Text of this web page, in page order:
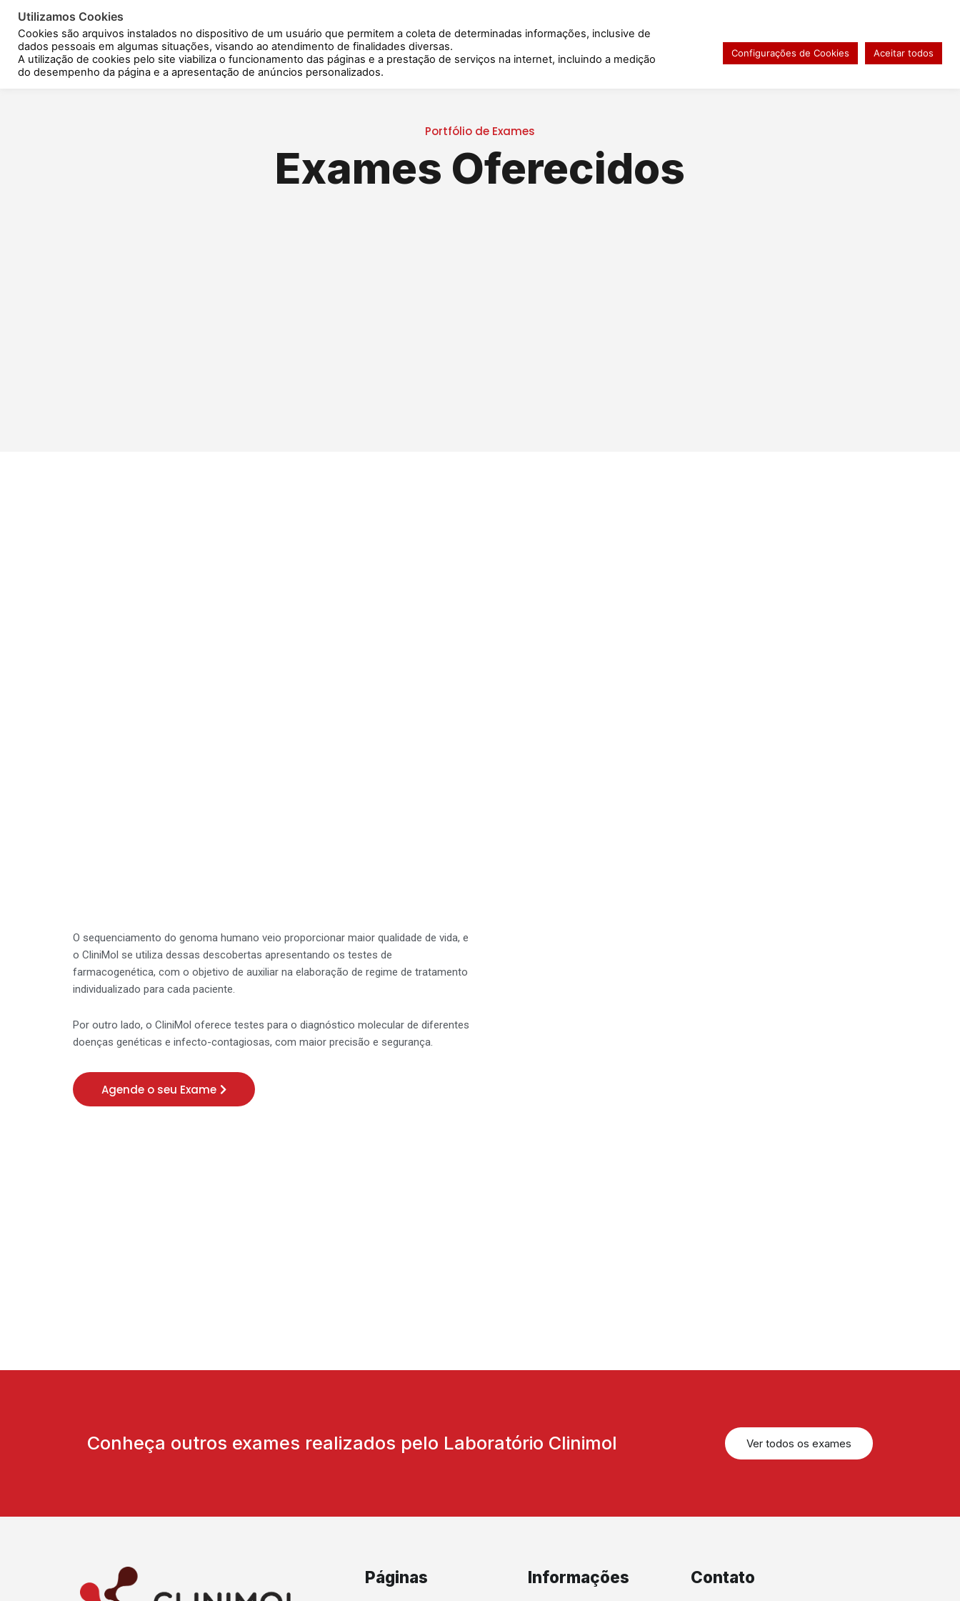
para
conteúdo
Home Exames Quem Somos Blog Contato
Portfólio de Exames
Exames Oferecidos
O sequenciamento do genoma humano veio proporcionar maior qualidade de vida, e
o CliniMol se utiliza dessas descobertas apresentando os testes de
farmacogenética, com o objetivo de auxiliar na elaboração de regime de tratamento
individualizado para cada paciente.
Por outro lado, o CliniMol oferece testes para o diagnóstico molecular de diferentes
doenças genéticas e infecto-contagiosas, com maior precisão e segurança.
Agende o seu Exame
Conheça outros exames realizados pelo Laboratório Clinimol Ver todos os exames
Páginas Informações Contato
Utilizamos Cookies
Cookies são arquivos instalados no dispositivo de um usuário que permitem a coleta de determinadas informações, inclusive de
dados pessoais em algumas situações, visando ao atendimento de finalidades diversas.
A utilização de cookies pelo site viabiliza o funcionamento das páginas e a prestação de serviços na internet, incluindo a medição
do desempenho da página e a apresentação de anúncios personalizados.
Configurações de Cookies Aceitar todos